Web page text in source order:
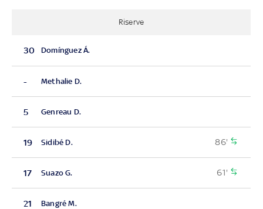
Riserve
30 Domínguez Á.
- Methalie D.
5 Genreau D.
19 Sidibé D. 86'
17 Suazo G. 61'
21 Bangré M.